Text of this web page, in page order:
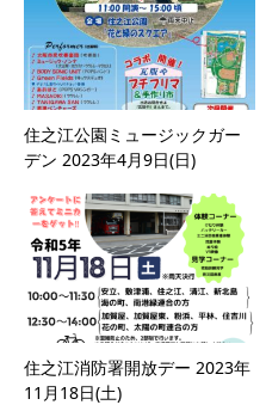
住之江公園ミュージックガー
デン 2023年4月9日(日)
住之江消防署開放デー 2023年
11月18日(土)